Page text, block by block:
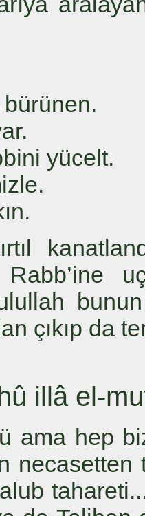
yücelt.
çıkıp da
illâ el-
ama hep